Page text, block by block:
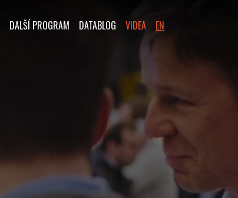
DALŠÍ PROGRAM DATABLOG VIDEA EN